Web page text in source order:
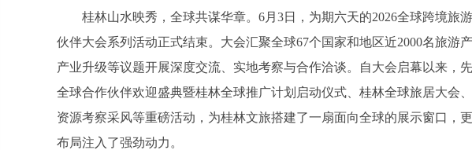
桂林山水映秀，全球共谋华章。6月3日，为期六天的2026全球跨境旅
伙伴大会系列活动正式结束。大会汇聚全球67个国家和地区近2000名旅游
产业升级等议题开展深度交流、实地考察与合作洽谈。自大会启幕以来，
全球合作伙伴欢迎盛典暨桂林全球推广计划启动仪式、桂林全球旅居大会
资源考察采风等重磅活动，为桂林文旅搭建了一扇面向全球的展示窗口，
布局注入了强劲动力。